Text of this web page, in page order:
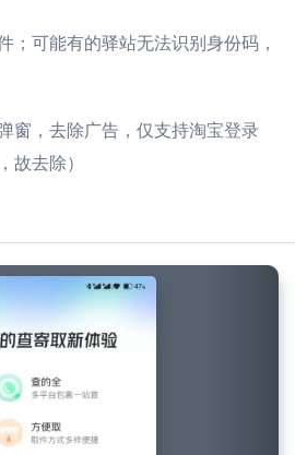
；可能有的驿站无法识别身份码，
窗，去除广告，仅支持淘宝登录
故去除）
Next